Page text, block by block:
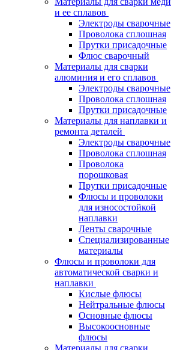
и ее сплавов
Электроды сварочные
Проволока сплошная
Прутки присадочные
Флюс сварочный
Материалы для сварки
алюминия и его сплавов
Электроды сварочные
Проволока сплошная
Прутки присадочные
Материалы для наплавки и
ремонта деталей
Электроды сварочные
Проволока сплошная
Проволока
порошковая
Прутки присадочные
Флюсы и проволоки
для износостойкой
наплавки
Ленты сварочные
Специализированные
материалы
Флюсы и проволоки для
автоматической сварки и
наплавки
Кислые флюсы
Нейтральные флюсы
Основные флюсы
Высокоосновные
флюсы
Материалы для сварки